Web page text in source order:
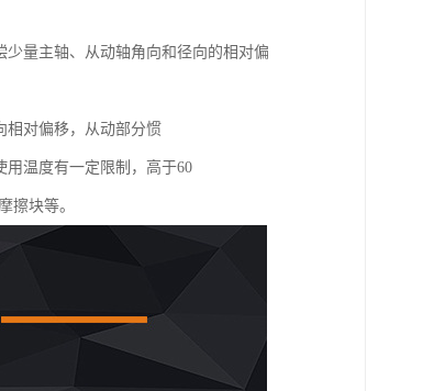
量主轴、从动轴角向和径向的相对偏
相对偏移，从动部分惯
温度有一定限制，高于60
擦块等。